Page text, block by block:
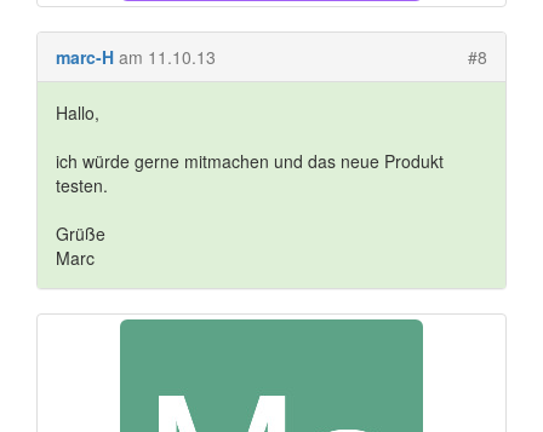
marc-H am 11.10.13 #8
Hallo,
ich würde gerne mitmachen und das neue Produkt
testen.
Grüße
Marc